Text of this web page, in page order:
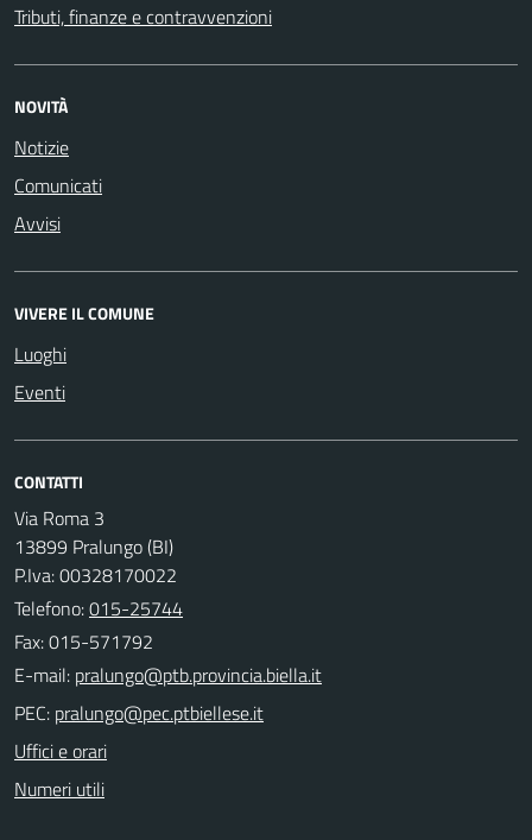
Tributi, finanze e contravvenzioni
NOVITÀ
Notizie
Comunicati
Avvisi
VIVERE IL COMUNE
Luoghi
Eventi
CONTATTI
Via Roma 3
13899 Pralungo (BI)
P.Iva: 00328170022
Telefono:015-25744
Fax: 015-571792
E-mail:
PEC:
Uffici e orari
Numeri utili